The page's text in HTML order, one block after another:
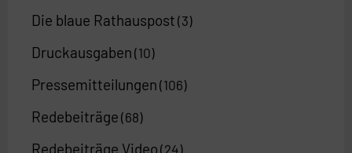
Die blaue Rathauspost (3)
Druckausgaben (10)
Pressemitteilungen (106)
Redebeiträge (68)
Redebeiträge Video (24)